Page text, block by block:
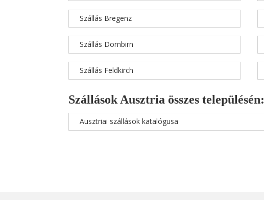
Szállás Bregenz
Szállás Dornbirn
Szállás Feldkirch
Szállások Ausztria összes településén:
Ausztriai szállások katalógusa